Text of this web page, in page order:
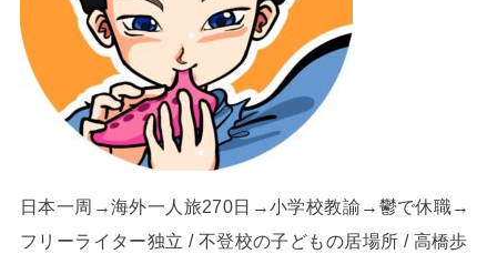
日本一周→海外一人旅270日→小学校教諭→鬱で休職→
フリーライター独立 / 不登校の子どもの居場所 / 高橋歩